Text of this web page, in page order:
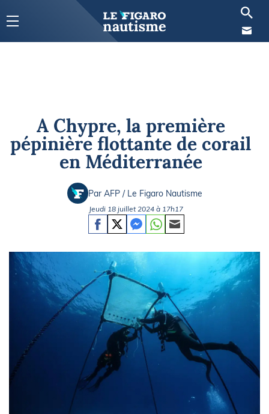
A Chypre, la première
pépinière flottante de corail
en Méditerranée
Par AFP / Le Figaro Nautisme
Jeudi 18 juillet 2024 à 17h17